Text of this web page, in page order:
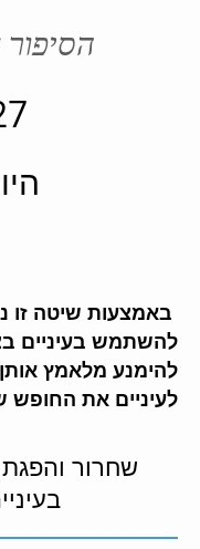
באמצעות שיטה זו
להשתמש בעיניים
להימנע מלאמץ
לעיניים את החופש
שחרור